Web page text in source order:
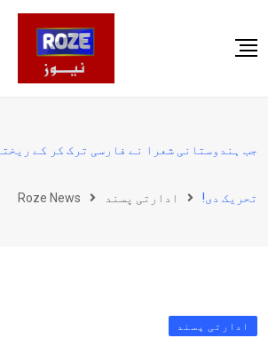
to
پاکستان
کھیل
جب ہندوستانی شعرا نے فارسی ترک کر کے
تحریک دی! ادارتی پسند Roze News
ادارتی پسند